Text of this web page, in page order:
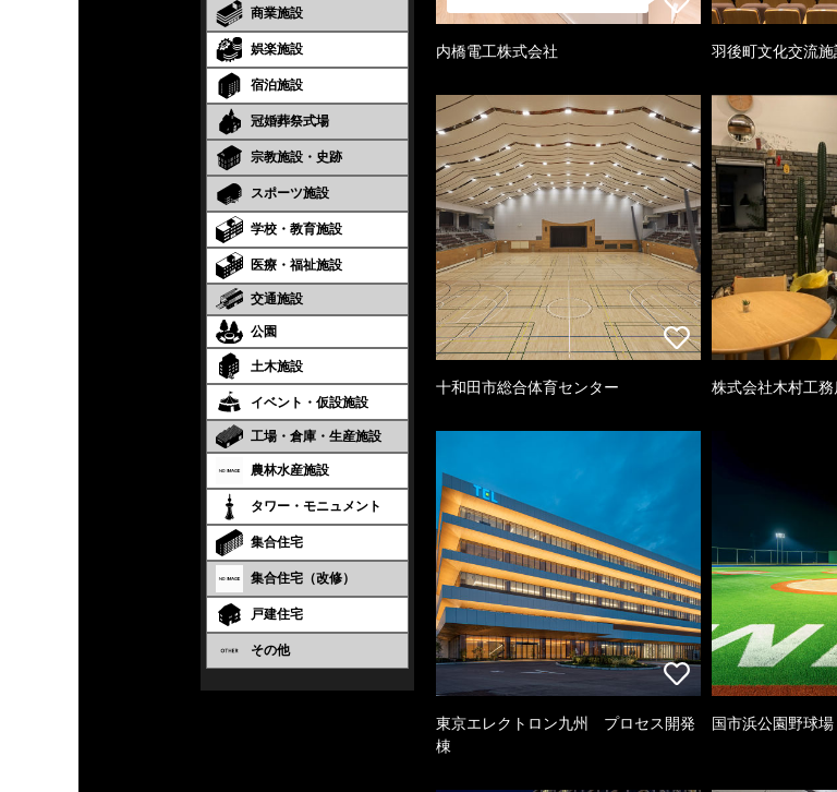
商業施設
娯楽施設
宿泊施設
冠婚葬祭式場
宗教施設・史跡
スポーツ施設
学校・教育施設
医療・福祉施設
交通施設
公園
土木施設
イベント・仮設施設
工場・倉庫・生産施設
農林水産施設
タワー・モニュメント
集合住宅
集合住宅（改修）
戸建住宅
その他
内橋電工株式会社 羽後町文化交流
十和田市総合体育センター 株式会社木村工
東京エレクトロン九州 プロセス開発
棟
国市浜公園野球場